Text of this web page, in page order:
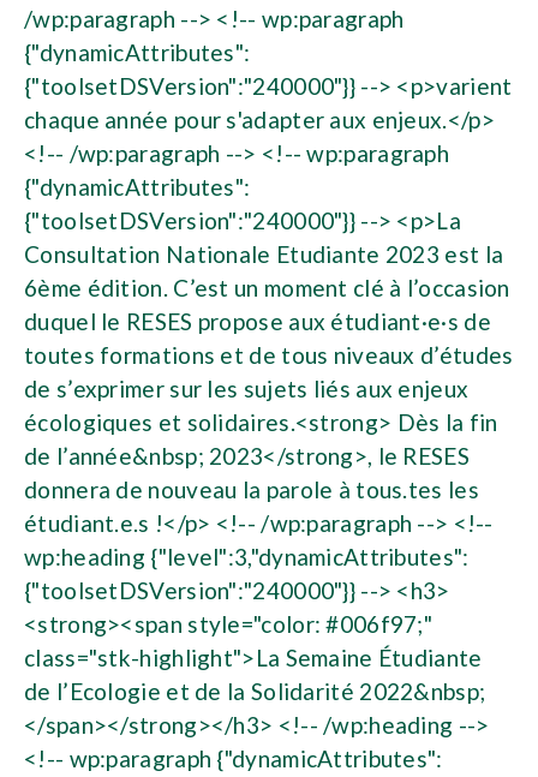
/wp:paragraph --> <!-- wp:paragraph
{"dynamicAttributes":
{"toolsetDSVersion":"240000"}} --> <p>varient
chaque année pour s'adapter aux enjeux.</p>
<!-- /wp:paragraph --> <!-- wp:paragraph
{"dynamicAttributes":
{"toolsetDSVersion":"240000"}} --> <p>La
Consultation Nationale Etudiante 2023 est la
6ème édition. C’est un moment clé à l’occasion
duquel le RESES propose aux étudiant·e·s de
toutes formations et de tous niveaux d’études
de s’exprimer sur les sujets liés aux enjeux
écologiques et solidaires.<strong> Dès la fin
de l’année&nbsp; 2023</strong>, le RESES
donnera de nouveau la parole à tous.tes les
étudiant.e.s !</p> <!-- /wp:paragraph --> <!--
wp:heading {"level":3,"dynamicAttributes":
{"toolsetDSVersion":"240000"}} --> <h3>
<strong><span style="color: #006f97;"
class="stk-highlight">La Semaine Étudiante
de l’Ecologie et de la Solidarité 2022&nbsp;
</span></strong></h3> <!-- /wp:heading -->
<!-- wp:paragraph {"dynamicAttributes":